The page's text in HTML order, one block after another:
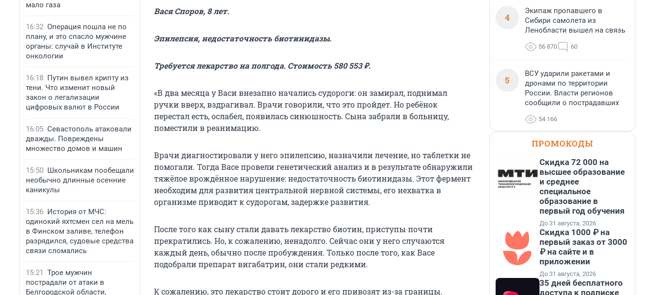
мало газа
16:32 Операция пошла не по
плану, и это спасло мужчине
органы: случай в Институте
онкологии
16:18 Путин вывел крипту из
тени. Что изменит новый
закон о легализации
цифровых валют в России
16:05 Севастополь атаковали
дважды. Повреждены
множество домов и машин
15:50 Школьникам пообещали
необычно длинные осенние
каникулы
15:36 История от МЧС:
одинокий яхтсмен сел на мель
в Финском заливе, телефон
разрядился, судовые средства
связи сломались
15:21 Трое мужчин
пострадали от атаки в
Белгородской области,
Вася Споров, 8 лет.
Эпилепсия, недостаточность биотинидазы.
Требуется лекарство на полгода. Стоимость 580 553 ₽.
«В два месяца у Васи внезапно начались судороги: он замирал, поднимал
ручки вверх, вздрагивал. Врачи говорили, что это пройдет. Но ребёнок
перестал есть, ослабел, появилась синюшность. Сына забрали в больницу,
поместили в реанимацию.
Врачи диагностировали у него эпилепсию, назначили лечение, но таблетки не
помогали. Тогда Васе провели генетический анализ и в результате обнаружили
тяжёлое врождённое нарушение: недостаточность биотинидазы. Этот фермент
необходим для развития центральной нервной системы, его нехватка в
организме приводит к судорогам, задержке развития.
После того как сыну стали давать лекарство биотин, приступы почти
прекратились. Но, к сожалению, ненадолго. Сейчас они у него случаются
каждый день, обычно после пробуждения. Только после того, как Васе
подобрали препарат вигабатрин, они стали редкими.
К сожалению, это лекарство стоит дорого и его привозят из-за границы.
4
Экипаж пропавшего в
Сибири самолета из
Ленобласти вышел на связь
56 870 60
5
ВСУ ударили ракетами и
дронами по территории
России. Власти регионов
сообщили о пострадавших
54 166
ПРОМОКОДЫ
Скидка 72 000 на
высшее образование
и среднее
специальное
образование в
первый год обучения
До 31 августа, 2026
Скидка 1000 ₽ на
первый заказ от 3000
₽ на сайте и в
приложении
До 31 августа, 2026
35 дней бесплатного
доступа к подписке